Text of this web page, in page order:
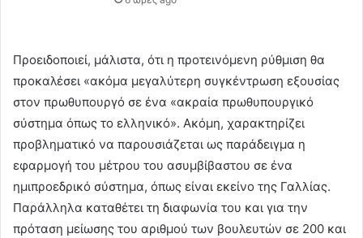
Προειδοποιεί, μάλιστα, ότι η προτεινόμενη ρύθμιση θα
προκαλέσει «ακόμα μεγαλύτερη συγκέντρωση εξουσίας
στον πρωθυπουργό σε ένα «ακραία πρωθυπουργικό
σύστημα όπως το ελληνικό». Ακόμη, χαρακτηρίζει
προβληματικό να παρουσιάζεται ως παράδειγμα η
εφαρμογή του μέτρου του ασυμβίβαστου σε ένα
ημιπροεδρικό σύστημα, όπως είναι εκείνο της Γαλλίας.
Παράλληλα καταθέτει τη διαφωνία του και για την
πρόταση μείωσης του αριθμού των βουλευτών σε 200 και